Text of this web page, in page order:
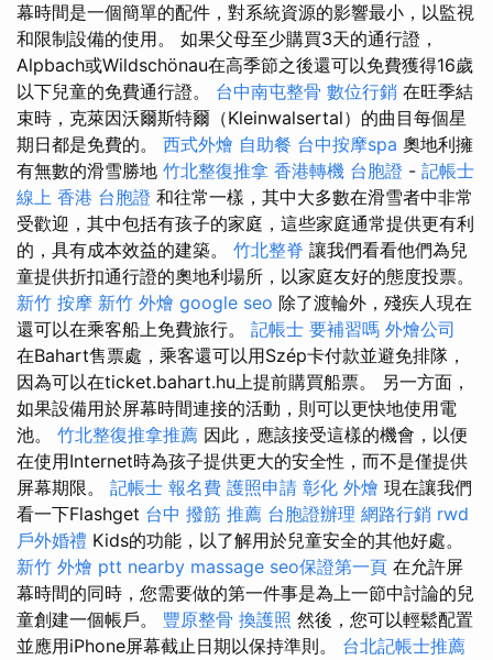
幕時間是一個簡單的配件，對系統資源的影響最小，以監視
和限制設備的使用。 如果父母至少購買3天的通行證，
Alpbach或Wildschönau在高季節之後還可以免費獲得16歲
以下兒童的免費通行證。 台中南屯整骨 數位行銷 在旺季結
束時，克萊因沃爾斯特爾（Kleinwalsertal）的曲目每個星
期日都是免費的。 西式外燴 自助餐 台中按摩spa 奧地利擁
有無數的滑雪勝地 竹北整復推拿 香港轉機 台胞證 - 記帳士
線上 香港 台胞證 和往常一樣，其中大多數在滑雪者中非常
受歡迎，其中包括有孩子的家庭，這些家庭通常提供更有利
的，具有成本效益的建築。 竹北整脊 讓我們看看他們為兒
童提供折扣通行證的奧地利場所，以家庭友好的態度投票。
新竹 按摩 新竹 外燴 google seo 除了渡輪外，殘疾人現在
還可以在乘客船上免費旅行。 記帳士 要補習嗎 外燴公司
在Bahart售票處，乘客還可以用Szép卡付款並避免排隊，
因為可以在ticket.bahart.hu上提前購買船票。 另一方面，
如果設備用於屏幕時間連接的活動，則可以更快地使用電
池。 竹北整復推拿推薦 因此，應該接受這樣的機會，以便
在使用Internet時為孩子提供更大的安全性，而不是僅提供
屏幕期限。 記帳士 報名費 護照申請 彰化 外燴 現在讓我們
看一下Flashget 台中 撥筋 推薦 台胞證辦理 網路行銷 rwd
戶外婚禮 Kids的功能，以了解用於兒童安全的其他好處。
新竹 外燴 ptt nearby massage seo保證第一頁 在允許屏
幕時間的同時，您需要做的第一件事是為上一節中討論的兒
童創建一個帳戶。 豐原整骨 換護照 然後，您可以輕鬆配置
並應用iPhone屏幕截止日期以保持準則。 台北記帳士推薦